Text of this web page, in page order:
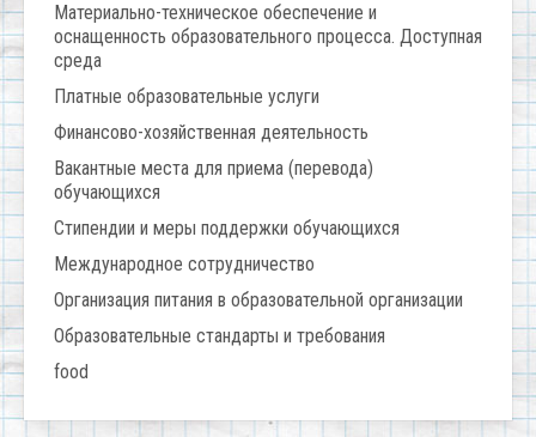
Материально-техническое обеспечение и
оснащенность образовательного процесса. Доступная
среда
Платные образовательные услуги
Финансово-хозяйственная деятельность
Вакантные места для приема (перевода)
обучающихся
Стипендии и меры поддержки обучающихся
Международное сотрудничество
Организация питания в образовательной организации
Образовательные стандарты и требования
food